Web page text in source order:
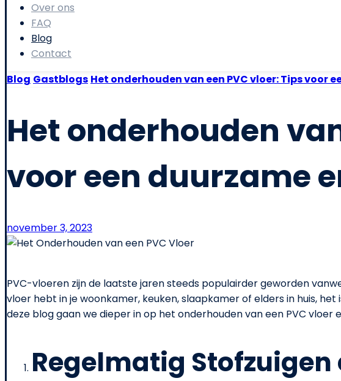
Over ons
FAQ
Blog
Contact
Blog Gastblogs Het onderhouden van een PVC vloer: Tips voor
Het onderhouden
voor een duurzame
november 3, 2023
PVC-vloeren zijn de laatste jaren steeds populairder geworden
vloer hebt in je woonkamer, keuken, slaapkamer of elders in huis,
deze blog gaan we dieper in op het onderhouden van een PVC
Regelmatig Stofzuigen